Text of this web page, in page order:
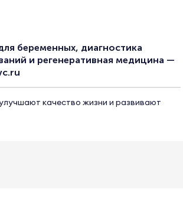
беременных, диагностика
и регенеративная медицина —
качество жизни и развивают